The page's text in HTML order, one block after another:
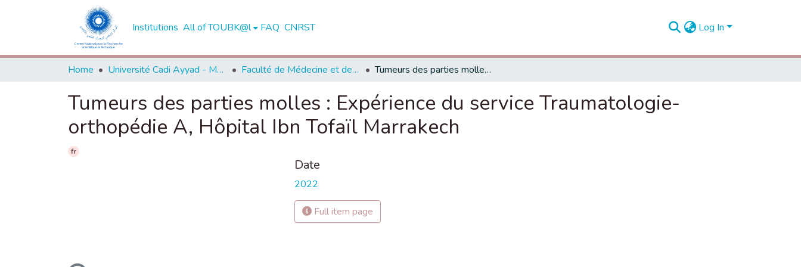
Institutions All of TOUBK@l FAQ CNRST Log In
Home Université Cadi Ayyad - Marrakech Faculté de Médecine et de Pharmacie - Marrakech Tumeurs des parties molles : Expérience du service Traumatologie-orthopédie A, Hôpital Ibn Tofaïl Marrakech
Tumeurs des parties molles : Expérience du service Traumatologie-
orthopédie A, Hôpital Ibn Tofaïl Marrakech
fr
Date
2022
Full item page